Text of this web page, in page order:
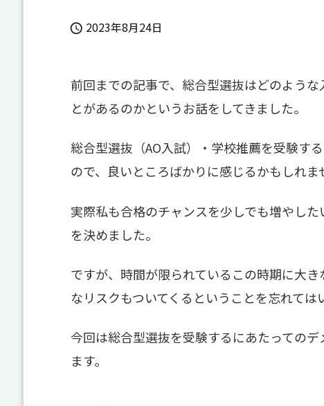
 2023年8月24日
前回までの記事で、総合型選抜はどのよう
とがあるのかというお話をしてきました。
総合型選抜（AO入試）・学校推薦を受験す
ので、良いところばかりに感じるかもしれま
実際私も合格のチャンスを少しでも増やし
を決めました。
ですが、時間が限られているこの時期に大
なリスクもついてくるということを忘れては
今回は総合型選抜を受験するにあたっての
ます。